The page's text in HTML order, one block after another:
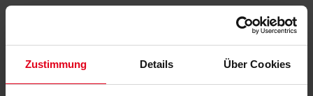
Zustimmung Details Über Cookies